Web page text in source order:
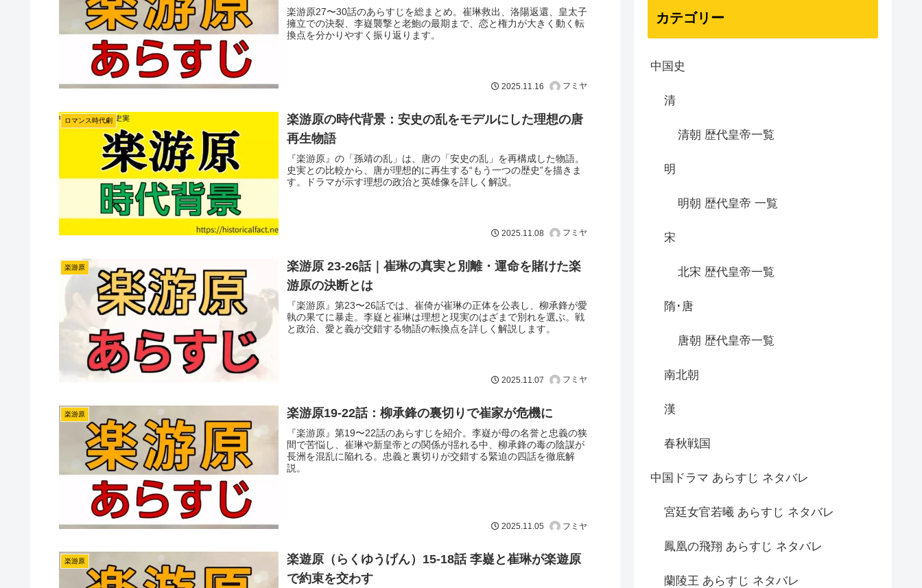
楽游原27〜30話のあらすじを総まとめ。崔琳救出、洛陽返還、皇太子
擁立での決裂、李嶷襲撃と老鮑の最期まで、恋と権力が大きく動く転
換点を分かりやすく振り返ります。
2025.11.16 フミヤ
ロマンス時代劇
楽游原の時代背景：安史の乱をモデルにした理想の唐
再生物語
『楽游原』の「孫靖の乱」は、唐の「安史の乱」を再構成した物語。
史実との比較から、唐が理想的に再生する“もう一つの歴史”を描きま
す。ドラマが示す理想の政治と英雄像を詳しく解説。
2025.11.08 フミヤ
楽游原
楽游原 23-26話｜崔琳の真実と別離・運命を賭けた楽
游原の決断とは
『楽游原』第23〜26話では、崔倚が崔琳の正体を公表し、柳承鋒が愛
執の果てに暴走。李嶷と崔琳は理想と現実のはざまで別れを選ぶ。戦
と政治、愛と義が交錯する物語の転換点を詳しく解説します。
2025.11.07 フミヤ
楽游原 楽游原19-22話：柳承鋒の裏切りで崔家が危機に
『楽游原』第19〜22話のあらすじを紹介。李嶷が母の名誉と忠義の狭
間で苦悩し、崔琳や新皇帝との関係が揺れる中、柳承鋒の毒の陰謀が
長洲を混乱に陥れる。忠義と裏切りが交錯する緊迫の四話を徹底解
説。
2025.11.05 フミヤ
楽游原
楽遊原（らくゆうげん）15-18話 李嶷と崔琳が楽遊原
で約束を交わす
カテゴリー
中国史
清
清朝 歴代皇帝一覧
明
明朝 歴代皇帝 一覧
宋
北宋 歴代皇帝一覧
隋･唐
唐朝 歴代皇帝一覧
南北朝
漢
春秋戦国
中国ドラマ あらすじ ネタバレ
宮廷女官若曦 あらすじ ネタバレ
鳳凰の飛翔 あらすじ ネタバレ
蘭陵王 あらすじ ネタバレ